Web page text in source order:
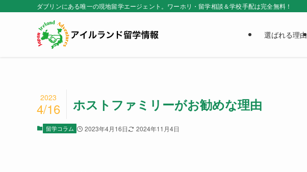
ダブリンにある唯一の現地留学エージェント。ワーホリ・留学相談＆学校手配は完全無料！
選ばれる理由
ホストファミリーがお勧めな理由
2023
4/16
留学コラム 2023年4月16日 2024年11月4日